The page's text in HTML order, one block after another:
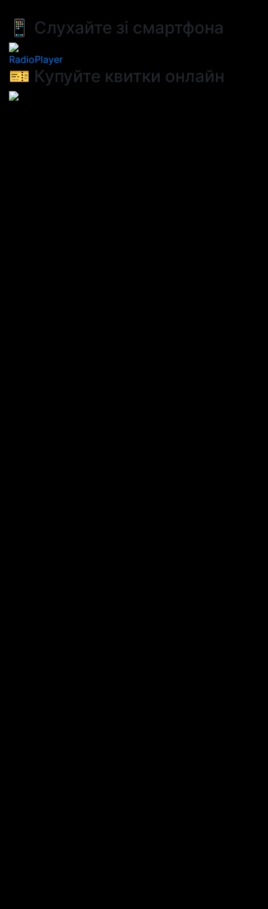
📱 Слухайте зі смартфона
RadioPlayer
🎫 Купуйте квитки онлайн